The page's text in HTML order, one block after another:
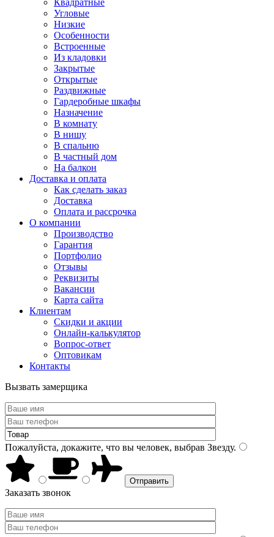
Квадратные
Угловые
Низкие
Особенности
Встроенные
Из кладовки
Закрытые
Открытые
Раздвижные
Гардеробные шкафы
Назначение
В комнату
В нишу
В спальню
В частный дом
На балкон
Доставка и оплата
Как сделать заказ
Доставка
Оплата и рассрочка
О компании
Производство
Гарантия
Портфолио
Отзывы
Реквизиты
Вакансии
Карта сайта
Клиентам
Скидки и акции
Онлайн-калькулятор
Вопрос-ответ
Оптовикам
Контакты
Вызвать замерщика
Пожалуйста, докажите, что вы человек, выбрав Звезду.
Заказать звонок